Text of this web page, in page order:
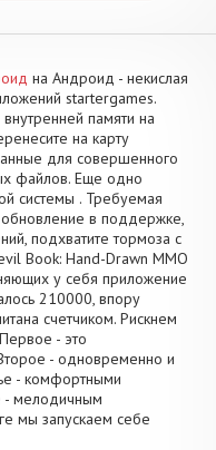
на Андроид - некислая
startergames.
памяти на
на карту
для совершенного
файлов. Еще одно
системы . Требуемая
в поддержке,
подхватите тормоза с
Book: Hand-Drawn MMO
у себя приложение
210000, впору
счетчиком. Рискнем
- это
- одновременно и
- комфортными
- мелодичным
мы запускаем себе